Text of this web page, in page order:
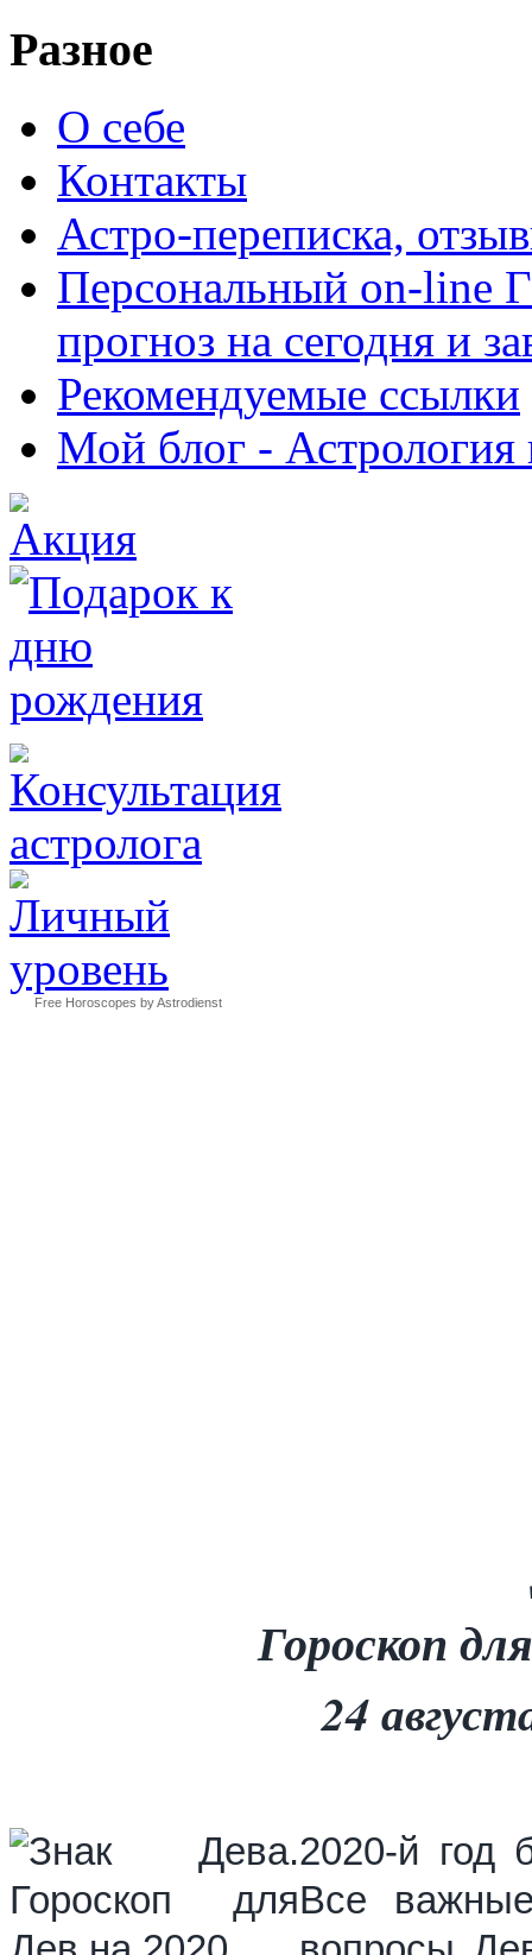
Разное
О себе
Контакты
Астро-переписка,
Персональный on-
прогноз на сегодня и
Рекомендуемые ссылки
Мой блог - Астрология
Free Horoscopes by Astrodienst
Гороскоп
24
2020-й год
Все